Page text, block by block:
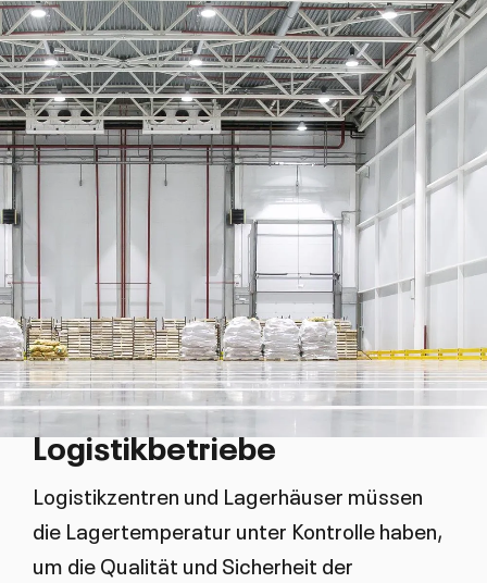
Logistikbetriebe
Logistikzentren und Lagerhäuser müssen
die Lagertemperatur unter Kontrolle haben,
um die Qualität und Sicherheit der